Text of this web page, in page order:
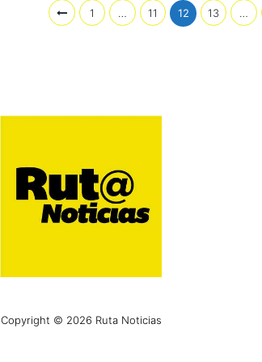
1 … 11 12 13 …
Copyright © 2026 Ruta Noticias